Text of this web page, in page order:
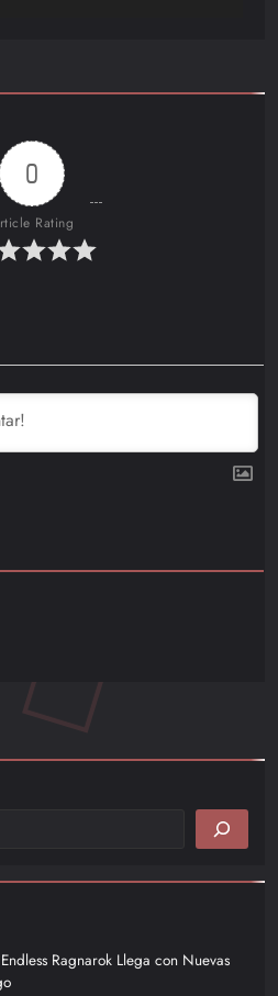
0
Rating
Ragnarok Llega con Nuevas